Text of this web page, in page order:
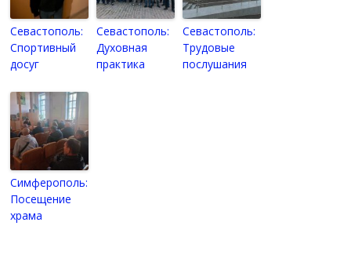
Севастополь:
Спортивный
досуг
Севастополь:
Духовная
практика
Севастополь:
Трудовые
послушания
Симферополь:
Посещение
храма